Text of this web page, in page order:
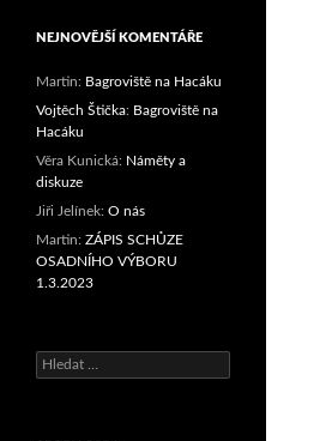
NEJNOVĚJŠÍ KOMENTÁŘE
Martin: Bagroviště na Hacáku
Vojtěch Štička: Bagroviště na
Hacáku
Věra Kunická: Náměty a
diskuze
Jiři Jelínek: O nás
Martin: ZÁPIS SCHŮZE
OSADNÍHO VÝBORU
1.3.2023
Vyhledávání